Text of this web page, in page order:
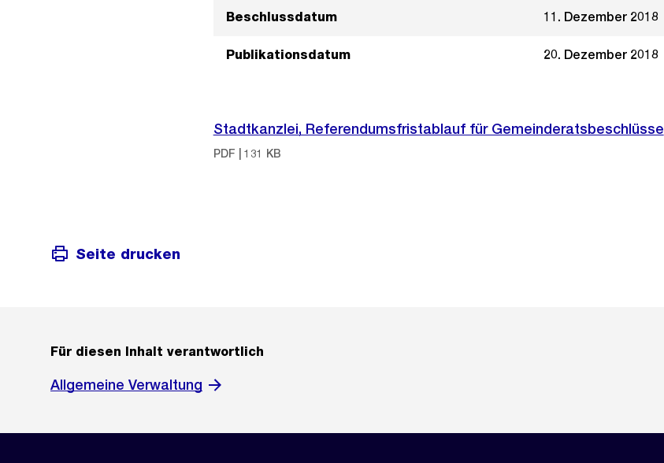
Beschlussdatum 11. Dezember 2018
Publikationsdatum 20. Dezember 2018
Stadtkanzlei, Referendumsfristablauf für Gemeinderatsbeschlüsse
PDF | 131 KB
Seite drucken
Für diesen Inhalt verantwortlich
Allgemeine Verwaltung